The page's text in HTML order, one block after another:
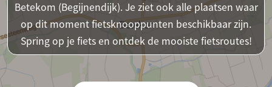
Betekom (Begijnendijk). Je ziet ook alle plaatsen waar
op dit moment fietsknooppunten beschikbaar zijn.
Spring op je fiets en ontdek de mooiste fietsroutes!